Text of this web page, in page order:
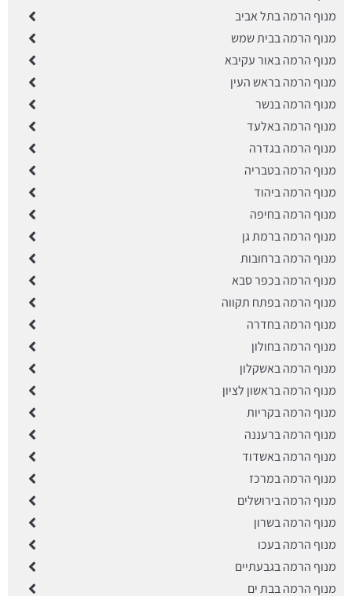
מנוף הרמה בתל אביב
מנוף הרמה בבית שמש
מנוף הרמה באור עקיבא
מנוף הרמה בראש העין
מנוף הרמה בנשר
מנוף הרמה באלעד
מנוף הרמה בגדרה
מנוף הרמה בטבריה
מנוף הרמה ביהוד
מנוף הרמה בחיפה
מנוף הרמה ברמת גן
מנוף הרמה ברחובות
מנוף הרמה בכפר סבא
מנוף הרמה בפתח תקווה
מנוף הרמה בחדרה
מנוף הרמה בחולון
מנוף הרמה באשקלון
מנוף הרמה בראשון לציון
מנוף הרמה בקריות
מנוף הרמה ברעננה
מנוף הרמה באשדוד
מנוף הרמה במרכז
מנוף הרמה בירושלים
מנוף הרמה בשרון
מנוף הרמה בעכו
מנוף הרמה בגבעתיים
מנוף הרמה בבת ים